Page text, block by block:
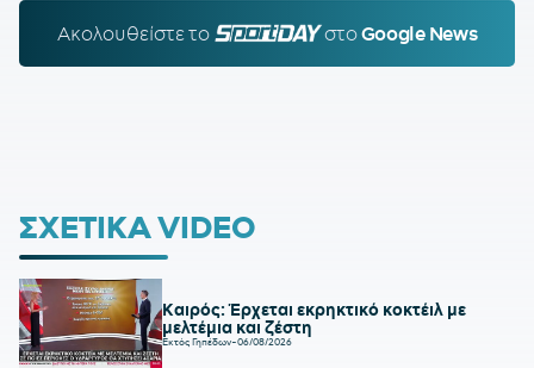
Ακολουθείστε τo SPORTDAY.GR
στοGoogle News
ΣΧΕΤΙΚΑ VIDEO
Καιρός: Έρχεται εκρηκτικό κοκτέιλ με
μελτέμια και ζέστη
Εκτός Γηπέδων-06/08/2026